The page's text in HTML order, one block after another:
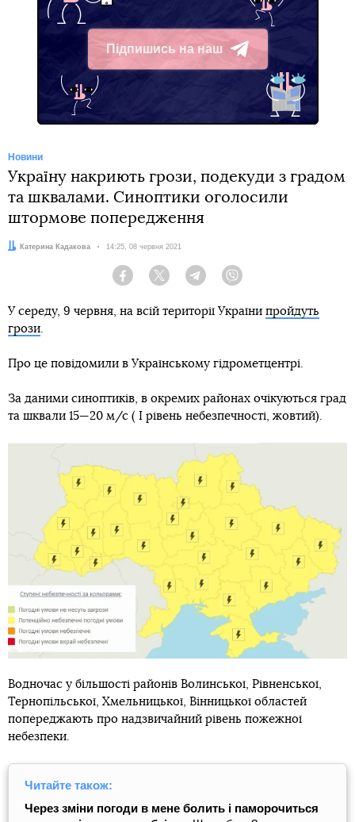
Підпишись на наш
Telegram
Новини
Україну накриють грози, подекуди з градом
та шквалами. Синоптики оголосили
штормове попередження
Автор:Катерина Кадакова Дата:
14:25, 08 червня 2021
Facebook Twitter Telegram
У середу, 9 червня, на всій території України пройдуть
грози.
Про це повідомили в Українському гідрометцентрі.
За даними синоптиків, в окремих районах очікуються град
та шквали 15—20 м/с ( I рівень небезпечності, жовтий).
Водночас у більшості районів Волинської, Рівненської,
Тернопільської, Хмельницької, Вінницької областей
попереджають про надзвичайний рівень пожежної
небезпеки.
Читайте також:
Через зміни погоди в мене болить і паморочиться